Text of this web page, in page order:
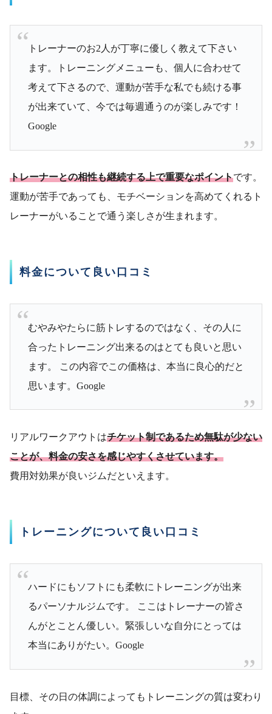
トレーナーのお2人が丁寧に優しく教えて下さい
ます。トレーニングメニューも、個人に合わせて
考えて下さるので、運動が苦手な私でも続ける事
が出来ていて、今では毎週通うのが楽しみです！
Google
トレーナーとの相性も継続する上で重要なポイントです。
運動が苦手であっても、モチベーションを高めてくれるト
レーナーがいることで通う楽しさが生まれます。
料金について良い口コミ
むやみやたらに筋トレするのではなく、その人に
合ったトレーニング出来るのはとても良いと思い
ます。 この内容でこの価格は、本当に良心的だと
思います。Google
リアルワークアウトはチケット制であるため無駄が少ない
ことが、料金の安さを感じやすくさせています。
費用対効果が良いジムだといえます。
トレーニングについて良い口コミ
ハードにもソフトにも柔軟にトレーニングが出来
るパーソナルジムです。 ここはトレーナーの皆さ
んがとことん優しい。緊張しいな自分にとっては
本当にありがたい。Google
目標、その日の体調によってもトレーニングの質は変わり